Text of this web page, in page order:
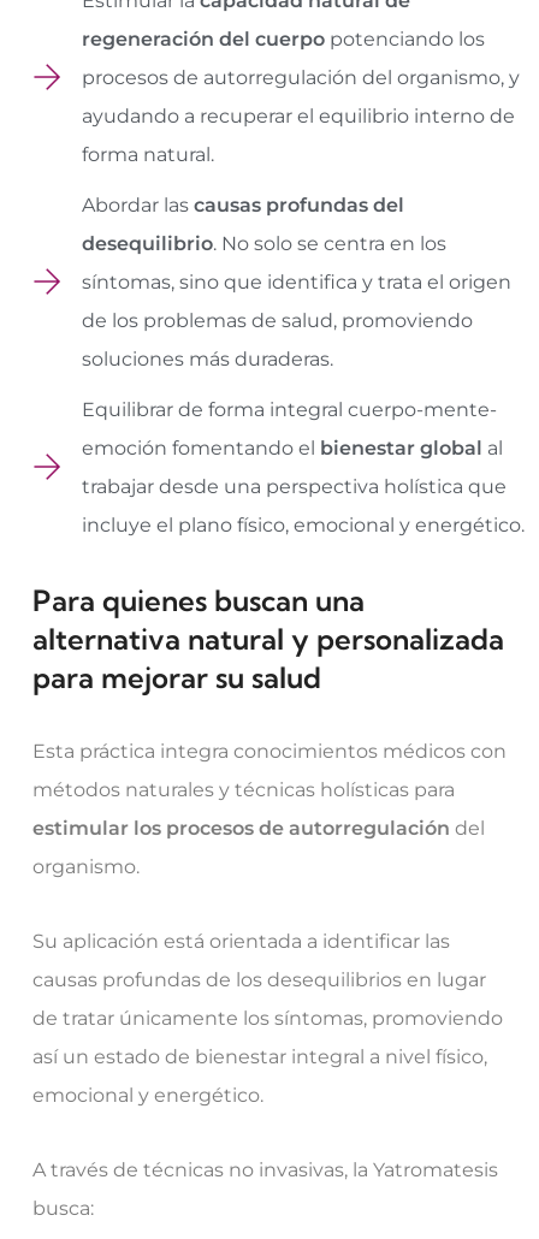
regeneración del cuerpo potenciando los
procesos de autorregulación del organismo, y
ayudando a recuperar el equilibrio interno de
forma natural.
Abordar lascausas profundas del
desequilibrio. No solo se centra en los
síntomas, sino que identifica y trata el origen
de los problemas de salud, promoviendo
soluciones más duraderas.
Equilibrar de forma integral cuerpo-mente-
emoción fomentando el bienestar global al
trabajar desde una perspectiva holística que
incluye el plano físico, emocional y energético.
Para quienes buscan una
alternativa natural y personalizada
para mejorar su salud
Esta práctica integra conocimientos médicos con
métodos naturales y técnicas holísticas para
estimular los procesos de autorregulación del
organismo.
Su aplicación está orientada a identificar las
causas profundas de los desequilibrios en lugar
de tratar únicamente los síntomas, promoviendo
así un estado de bienestar integral a nivel físico,
emocional y energético.
A través de técnicas no invasivas, la Yatromatesis
busca: